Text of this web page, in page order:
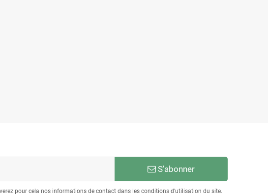
S’abonner
pour cela nos informations de contact dans les conditions d'utilisation du site.